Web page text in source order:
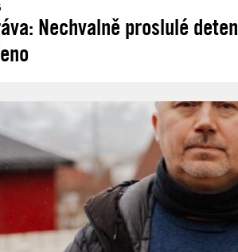
Nechvalně proslulé